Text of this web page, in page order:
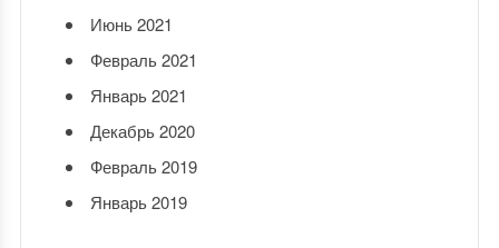
Июнь 2021
Февраль 2021
Январь 2021
Декабрь 2020
Февраль 2019
Январь 2019